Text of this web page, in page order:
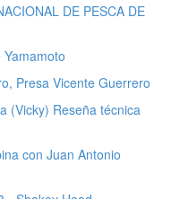
DE PESCA DE
Presa Vicente Guerrero
(Vicky) Reseña técnica
con Juan Antonio